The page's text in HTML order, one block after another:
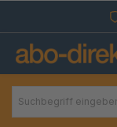
Zum Hauptinhalt